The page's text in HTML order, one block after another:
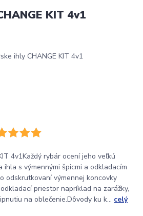
KIT 4v1
4v1Každý rybár ocení jeho veľkú
ihla s výmennými špicmi a odkladacím
odskrutkovaní výmennej koncovky
priestor napríklad na zarážky,
na oblečenie.Dôvody ku k... celý